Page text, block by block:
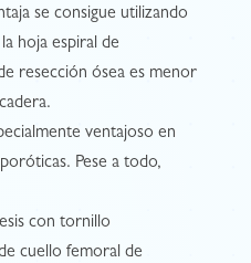
se consigue utilizando
hoja espiral de
resección ósea es menor
ventajoso en
Pese a todo,
con tornillo
cuello femoral de